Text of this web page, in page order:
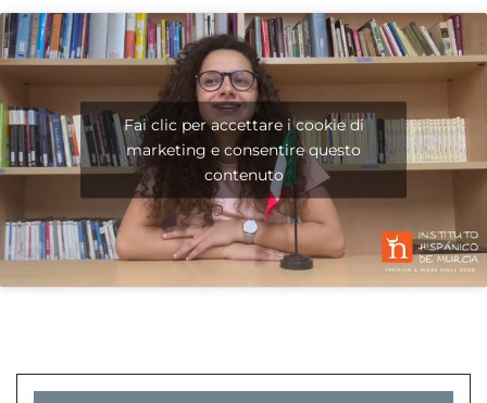
Fai clic per accettare i cookie di
marketing e consentire questo
contenuto